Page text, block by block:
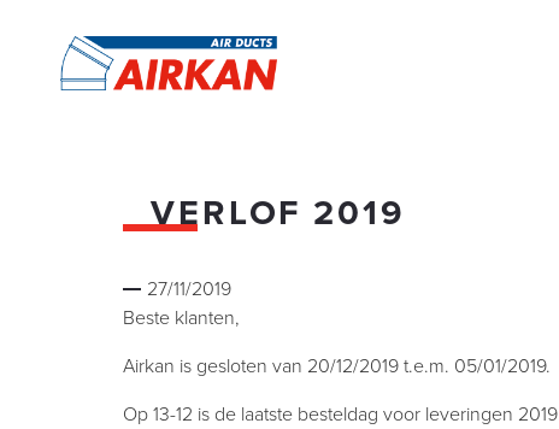
VERLOF 2019
27/11/2019
Beste klanten,
Airkan is gesloten van 20/12/2019 t.e.m. 05/01/2019.
Op 13-12 is de laatste besteldag voor leveringen 2019